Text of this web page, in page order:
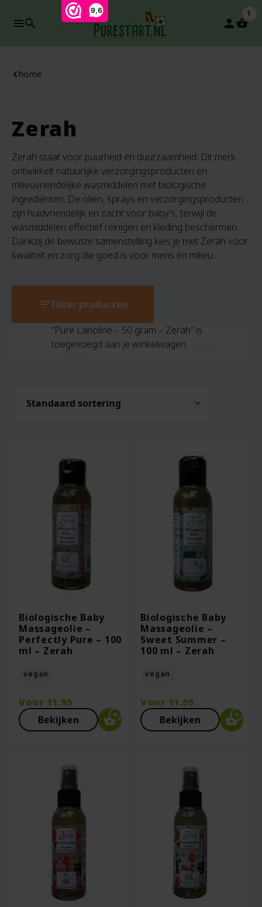
9,6
search person
1
home
Zerah
Zerah staat voor puurheid en duurzaamheid. Dit merk
ontwikkelt natuurlijke verzorgingsproducten en
milieuvriendelijke wasmiddelen met biologische
ingrediënten. De oliën, sprays en verzorgingsproducten
zijn huidvriendelijk en zacht voor baby’s, terwijl de
wasmiddelen effectief reinigen en kleding beschermen.
Dankzij de bewuste samenstelling kies je met Zerah voor
kwaliteit en zorg die goed is voor mens én milieu.
filter_listFilter producten
“Pure Lanoline – 50 gram – Zerah” is
toegevoegd aan je winkelwagen.
Biologische Baby
Massageolie –
Perfectly Pure – 100
ml – Zerah
vegan
Voor 11.95
Bekijken
Biologische Baby
Massageolie –
Sweet Summer –
100 ml – Zerah
vegan
Voor 11.95
Bekijken